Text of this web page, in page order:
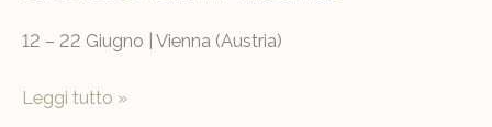
12 – 22 Giugno | Vienna (Austria)
KULTURE
Leggi tutto »